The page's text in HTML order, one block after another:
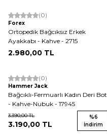
Yeni (0)
Forex
Ortopedik Bağcıksız Erkek
Ayakkabı - Kahve - 2715
2.980,00 TL
Yeni (0)
Hammer Jack
Bağcıklı-Fermuarlı Kadın Deri Bot
- Kahve-Nubuk - 17945
3.390,00TL
3.190,00 TL
%6
İndirim